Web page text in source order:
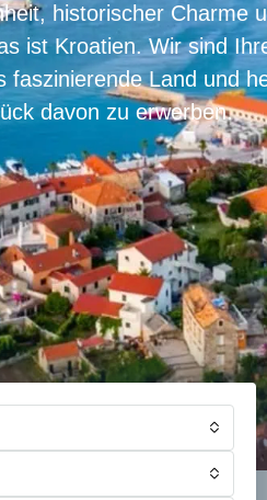
historischer Charme
ist Kroatien. Wir sind
faszinierende Land und
davon zu erwerben.